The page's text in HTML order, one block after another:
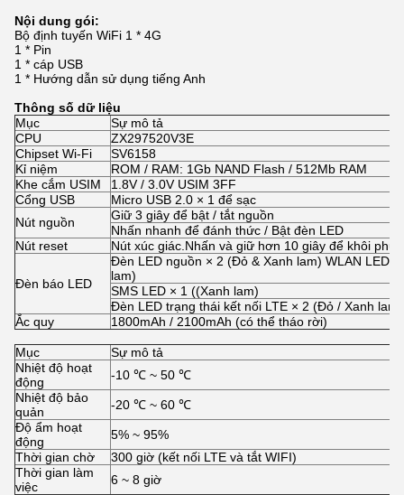
Nội dung gói:
Bộ định tuyến WiFi 1 * 4G
1 * Pin
1 * cáp USB
1 * Hướng dẫn sử dụng tiếng Anh
Thông số dữ liệu
Mục
Sự mô tả
CPU
ZX297520V3E
Chipset Wi-Fi
SV6158
Kỉ niệm
ROM / RAM: 1Gb NAND Flash / 512Mb RAM
Khe cắm USIM
1.8V / 3.0V USIM 3FF
Cổng USB
Micro USB 2.0 × 1 để sạc
Nút nguồn
Giữ 3 giây để bật / tắt nguồn
Nhấn nhanh để đánh thức / Bật đèn LED
Nút reset
Nút xúc giác.Nhấn và giữ hơn 10 giây để khôi
Đèn báo LED
Đèn LED nguồn × 2 (Đỏ & Xanh lam) WLAN LED ×
lam)
SMS LED × 1 ((Xanh lam)
Đèn LED trạng thái kết nối LTE × 2 (Đỏ / Xanh lam)
Ắc quy
1800mAh / 2100mAh (có thể tháo rời)
Mục
Sự mô tả
Nhiệt độ hoạt
động
-10 ℃ ~ 50 ℃
Nhiệt độ bảo
quản
-20 ℃ ~ 60 ℃
Độ ẩm hoạt
động
5% ~ 95%
Thời gian chờ
300 giờ (kết nối LTE và tắt WIFI)
Thời gian làm
việc
6 ~ 8 giờ